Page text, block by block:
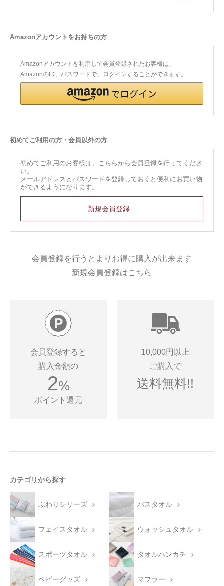
規約
お問い合わせ
Amazonアカウントをお持ちの方
Amazonアカウントを利用して会員登録されたお客様は、
AmazonのID、パスワードで、ログインすることができます。
初めてご利用の方・会員以外の方
初めてご利用のお客様は、こちらから会員登録を行ってくださ
い。
メールアドレスとパスワードを登録しておくと便利にお買い物
ができるようになります。
会員登録を行うとよりお得に購入が出来ます
新規会員登録はこちら
会員登録すると
購入金額の
2%
ポイント還元
10,000円以上
ご購入で
送料無料!!
カテゴリから探す
ふわりシリーズ バスタオル
フェイスタオル ウォッシュタオル
スポーツタオル タオルハンカチ
ベビーグッズ マフラー